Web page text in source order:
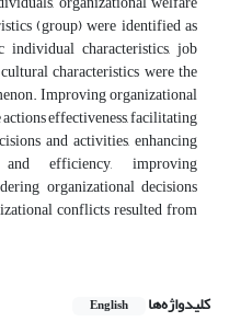
(group) were identified as
characteristics, job
characteristics were the
Improving organizational
effectiveness, facilitating
and activities, enhancing
and efficiency, improving
organizational decisions
conflicts resulted from
کلیدواژه‌ها English